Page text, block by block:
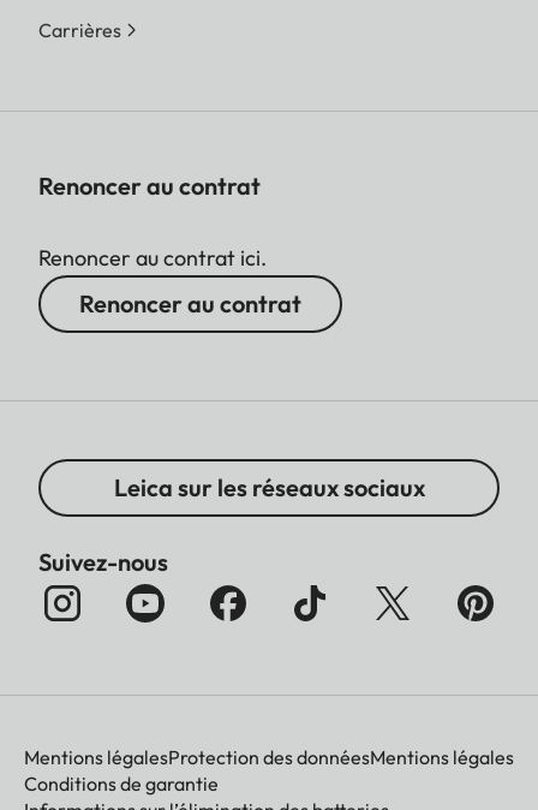
Carrières
Renoncer au contrat
Renoncer au contrat ici.
Renoncer au contrat
Leica sur les réseaux sociaux
Suivez-nous
Mentions légalesProtection des donnéesMentions légales
Conditions de garantie